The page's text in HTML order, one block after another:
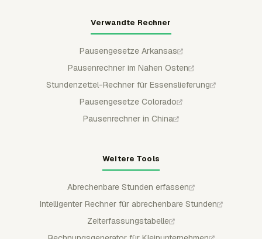
Verwandte Rechner
Pausengesetze Arkansas
Pausenrechner im Nahen Osten
Stundenzettel-Rechner für Essenslieferung
Pausengesetze Colorado
Pausenrechner in China
Weitere Tools
Abrechenbare Stunden erfassen
Intelligenter Rechner für abrechenbare Stunden
Zeiterfassungstabelle